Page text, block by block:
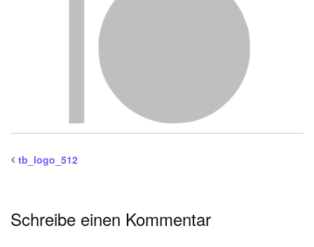
tb_logo_512
Schreibe einen Kommentar